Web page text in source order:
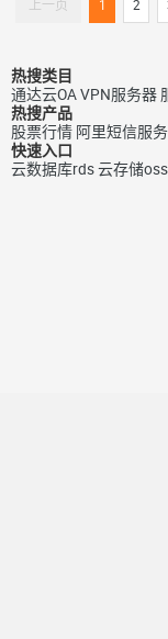
上一页 1 2
热搜类目
通达云OAVPN服务器
热搜产品
股票行情 阿里短信服务
快速入口
云数据库rds云存储oss